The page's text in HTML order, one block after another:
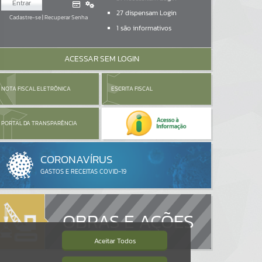
Entrar
Cadastre-se|Recuperar Senha
27dispensam Login
1 são informativos
ACESSAR SEM LOGIN
NOTA FISCAL ELETRÔNICA ESCRITA FISCAL
PORTAL DA TRANSPARÊNCIA
OBRAS E AÇÕES
Aceitar Todos